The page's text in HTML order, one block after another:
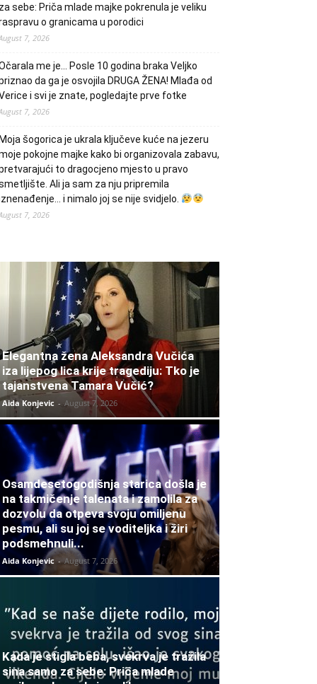
sebe: Priča mlade majke pokrenula je veliku
o granicama u porodici
7, 2026
me je… Posle 10 godina braka Veljko
da ga je osvojila DRUGA ŽENA! Mlađa od
i svi je znate, pogledajte prve fotke
7, 2026
šogorica je ukrala ključeve kuće na jezeru
pokojne majke kako bi organizovala zabavu,
to dragocjeno mjesto u pravo
Ali ja sam za nju pripremila
i nimalo joj se nije svidjelo.
7, 2026
Elegantna žena Aleksandra Vučića
iza lijepog lica krije tragediju: Tko je
tajanstvena Tamara Vučić?
Aida Konjevic - August 7, 2026
Osamdesetogodišnja starica došla je
na takmičenje talenata i zamolila za
dozvolu da otpeva svoju omiljenu
pesmu, ali su joj se voditeljka i žiri
podsmehnuli...
Aida Konjevic - August 7, 2026
Kada je stigla beba, svekrva je tražila
sina samo za sebe: Priča mlade